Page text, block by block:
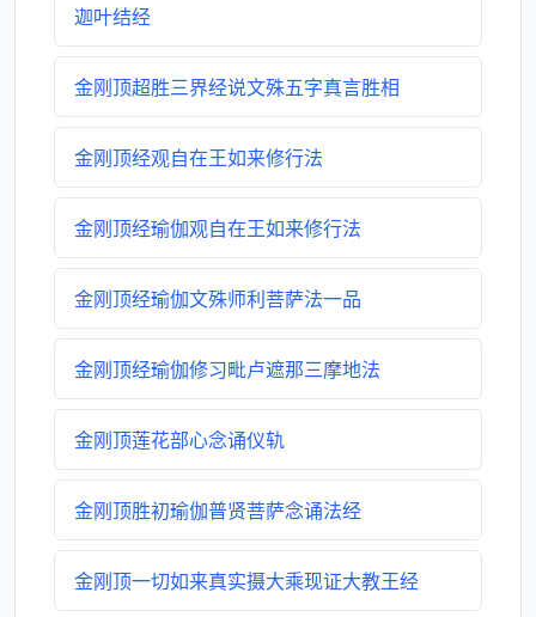
迦叶结经
金刚顶超胜三界经说文殊五字真言胜相
金刚顶经观自在王如来修行法
金刚顶经瑜伽观自在王如来修行法
金刚顶经瑜伽文殊师利菩萨法一品
金刚顶经瑜伽修习毗卢遮那三摩地法
金刚顶莲花部心念诵仪轨
金刚顶胜初瑜伽普贤菩萨念诵法经
金刚顶一切如来真实摄大乘现证大教王经